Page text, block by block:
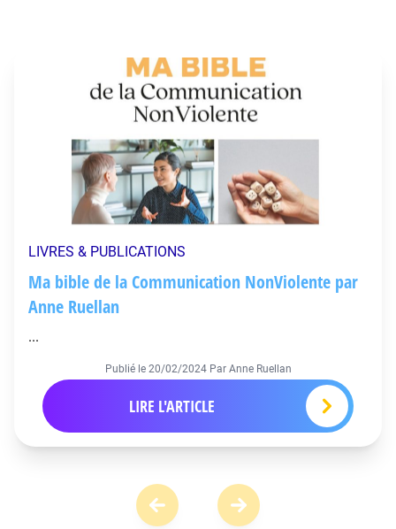
LIVRES & PUBLICATIONS
Ma bible de la Communication NonViolente par
Anne Ruellan
...
Publié le 20/02/2024 Par Anne Ruellan
LIRE L'ARTICLE